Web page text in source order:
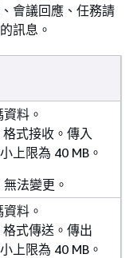
會議回應、任務請
訊息。
料。
式接收。傳入
上限為 40 MB。
法變更。
料。
式傳送。傳出
上限為 40 MB。